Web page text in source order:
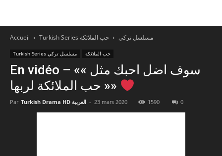
Accueil Turkish Series مسلسل تركي حب الملائكة
Turkish Series مسلسل تركي حب الملائكة
En vidéo – «« سوف اضل احبك مثل
حب الملائكة لربها »»
Par Turkish Drama HD العربية - 23 mars 2020 1590 0